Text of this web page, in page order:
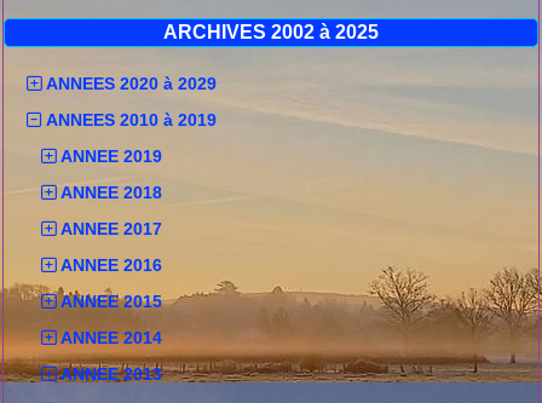
ARCHIVES 2002 à 2025
ANNEES 2020 à 2029
ANNEES 2010 à 2019
ANNEE 2019
ANNEE 2018
ANNEE 2017
ANNEE 2016
ANNEE 2015
ANNEE 2014
ANNEE 2013